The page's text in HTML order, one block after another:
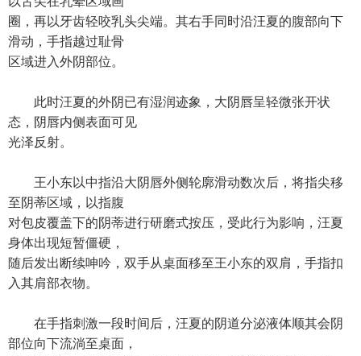
圈，再以牙齿轻咬乳头尖端。其右手同时沿汪夏的腹部向下
滑动，手指越过耻骨
区域进入外阴部位。
此时汪夏的外阴已有湿润迹象，大阴唇呈轻微张开状
态，阴唇内侧表面可见
光泽反射。
王小东以中指沿大阴唇外侧轮廓滑动数次后，将指尖移
至阴蒂区域，以指腹
对包皮覆盖下的阴蒂进行研磨式按压，受此行为影响，汪夏
身体出现短暂僵硬，
随后发出断续呻吟，双手从桌面移至王小东的双肩，手指扣
入其肩部衣物。
在手指刺激一段时间后，汪夏的阴道分泌液体顺其会阴
部位向下流淌至桌面，